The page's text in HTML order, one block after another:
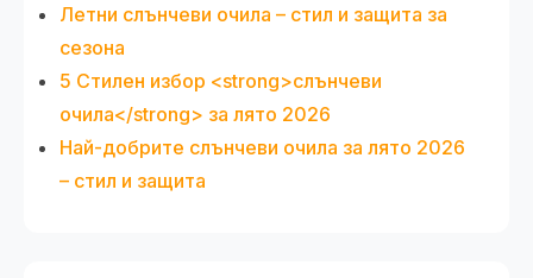
Летни слънчеви очила – стил и защита за
сезона
5 Стилен избор <strong>слънчеви
очила</strong> за лято 2026
Най-добрите слънчеви очила за лято 2026
– стил и защита